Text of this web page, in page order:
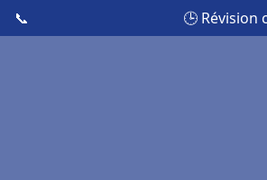
📞 🕒 Révision